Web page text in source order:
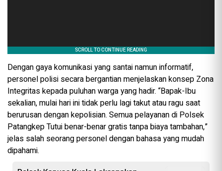
Dengan gaya komunikasi yang santai namun informatif,
personel polisi secara bergantian menjelaskan konsep Zona
Integritas kepada puluhan warga yang hadir. “Bapak-Ibu
sekalian, mulai hari ini tidak perlu lagi takut atau ragu saat
berurusan dengan kepolisian. Semua pelayanan di Polsek
Patangkep Tutui benar-benar gratis tanpa biaya tambahan,”
jelas salah seorang personel dengan bahasa yang mudah
dipahami.